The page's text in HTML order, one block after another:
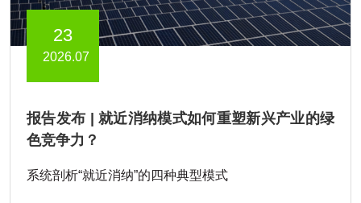
23
2026.07
报告发布 | 就近消纳模式如何重塑新兴产业的绿
色竞争力？
系统剖析“就近消纳”的四种典型模式